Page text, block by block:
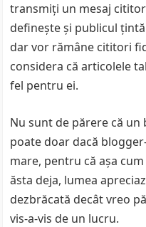
transmiţi un mesaj
defineşte şi publicul
dar vor rămâne cititori
considera că articolele
fel pentru ei.
Nu sunt de părere că
poate doar dacă
mare, pentru că aşa
ăsta deja, lumea
dezbrăcată decât vreo
vis-a-vis de un lucru.